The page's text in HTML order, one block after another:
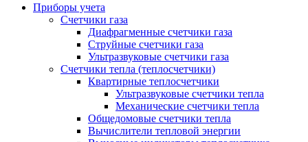
Приборы учета
Счетчики газа
Диафрагменные счетчики газа
Струйные счетчики газа
Ультразвуковые счетчики газа
Счетчики тепла (теплосчетчики)
Квартирные теплосчетчики
Ультразвуковые счетчики тепла
Механические счетчики тепла
Общедомовые счетчики тепла
Вычислители тепловой энергии